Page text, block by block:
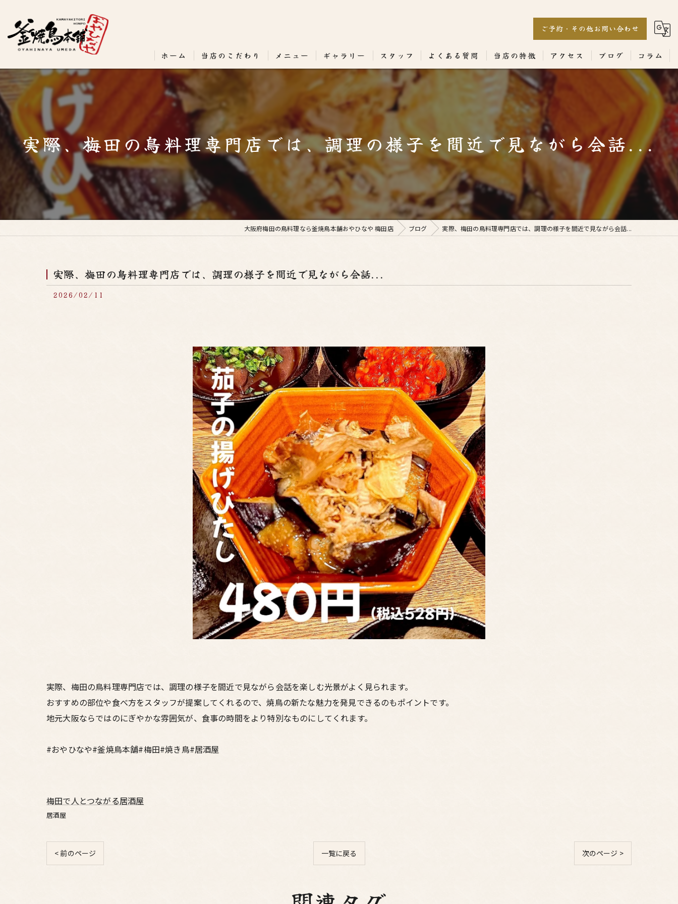
ご予約・その他お問い合わせ
ホーム 当店のこだわり メニュー ギャラリー スタッフ よくある質問 当店の特徴
専門店
ランチ
テイクアウト
コース
アクセス ブログ コラム
実際、梅田の鳥料理専門店では、調理の様子を間近で見ながら会話...
大阪府梅田の鳥料理なら釜焼鳥本舗おやひなや 梅田店 ブログ 実際、梅田の鳥料理専門店では、調理の様子を間近で見ながら会話...
実際、梅田の鳥料理専門店では、調理の様子を間近で見ながら会話...
2026/02/11
実際、梅田の鳥料理専門店では、調理の様子を間近で見ながら会話を楽しむ光景がよく見られます。
おすすめの部位や食べ方をスタッフが提案してくれるので、焼鳥の新たな魅力を発見できるのもポイントです。
地元大阪ならではのにぎやかな雰囲気が、食事の時間をより特別なものにしてくれます。
#おやひなや#釜焼鳥本舗#梅田#焼き鳥#居酒屋
梅田で人とつながる居酒屋
居酒屋
< 前のページ 一覧に戻る 次のページ >